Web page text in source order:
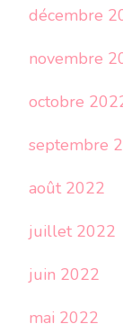
décembre
novembre
octobre
septembre
août 2022
juillet 2022
juin 2022
mai 2022